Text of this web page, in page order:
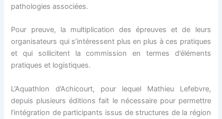
pathologies associées.
Pour preuve, la multiplication des épreuves et de leurs
organisateurs qui s’intéressent plus en plus à ces pratiques
et qui sollicitent la commission en termes d’éléments
pratiques et logistiques.
L’Aquathlon d’Achicourt, pour lequel Mathieu Lefebvre,
depuis plusieurs éditions fait le nécessaire pour permettre
l’intégration de participants issus de structures de la région